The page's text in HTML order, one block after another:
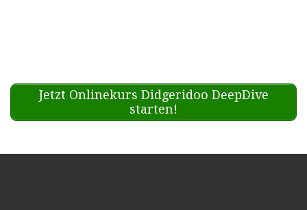
Jetzt Onlinekurs Didgeridoo DeepDive
starten!